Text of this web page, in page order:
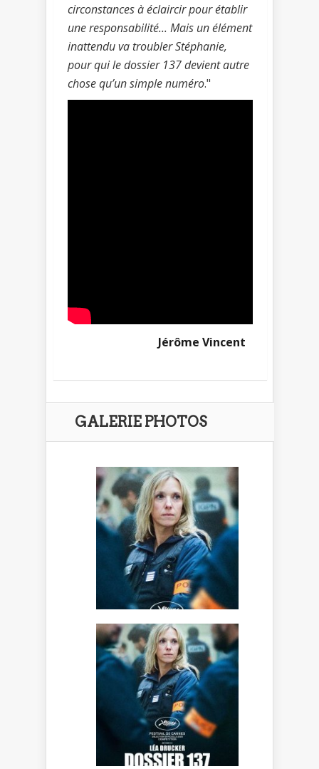
circonstances à éclaircir pour établir
une responsabilité... Mais un élément
inattendu va troubler Stéphanie,
pour qui le dossier 137 devient autre
chose qu’un simple numéro."
Jérôme Vincent
GALERIE PHOTOS